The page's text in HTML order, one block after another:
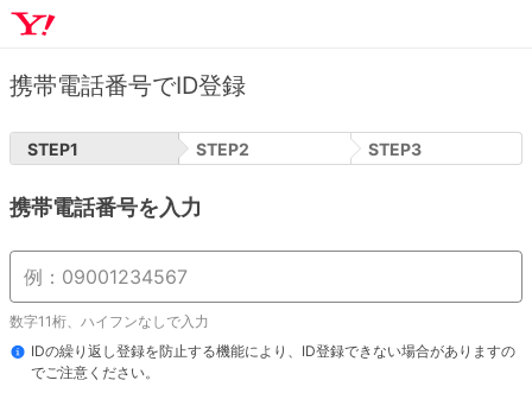
携帯電話番号でID登録
STEP1 STEP2 STEP3
携帯電話番号を入力
数字11桁、ハイフンなしで入力
IDの繰り返し登録を防止する機能により、ID登録できない場合がありますの
でご注意ください。